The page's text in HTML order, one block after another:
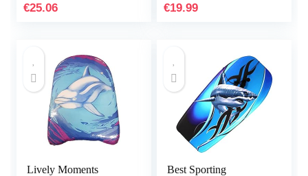
bodyboards om te
€25.06 €19.99
Lively Moments
Best Sporting